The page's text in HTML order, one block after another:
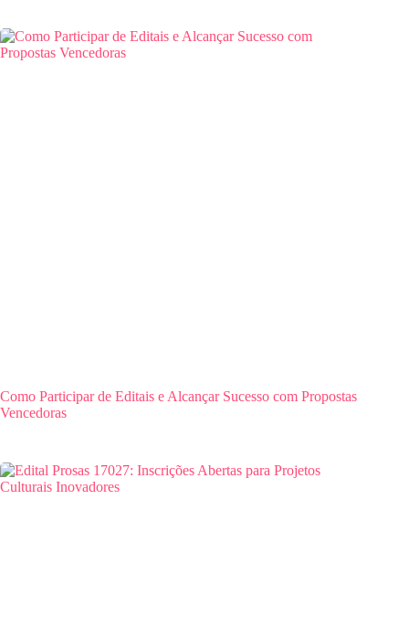
Como Participar de Editais e Alcançar Sucesso com Propostas
Vencedoras